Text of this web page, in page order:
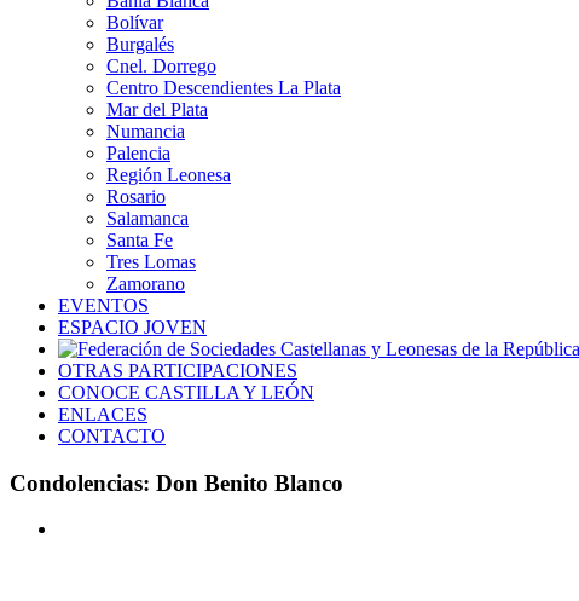
Bolívar
Burgalés
Cnel. Dorrego
Centro Descendientes La Plata
Mar del Plata
Numancia
Palencia
Región Leonesa
Rosario
Salamanca
Santa Fe
Tres Lomas
Zamorano
EVENTOS
ESPACIO JOVEN
OTRAS PARTICIPACIONES
CONOCE CASTILLA Y LEÓN
ENLACES
CONTACTO
Condolencias: Don Benito Blanco